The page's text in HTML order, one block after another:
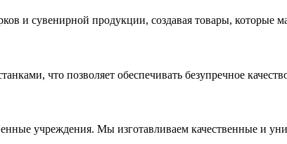
и сувенирной продукции, создавая товары, которые
что позволяет обеспечивать безупречное
учреждения. Мы изготавливаем качественные и